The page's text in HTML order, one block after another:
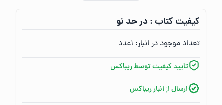
کیفیت کتاب :‌در حد نو
تعداد موجود در انبار:‌ ۱عدد
تایید کیفیت توسط ریباکس
ارسال از انبار ریباکس